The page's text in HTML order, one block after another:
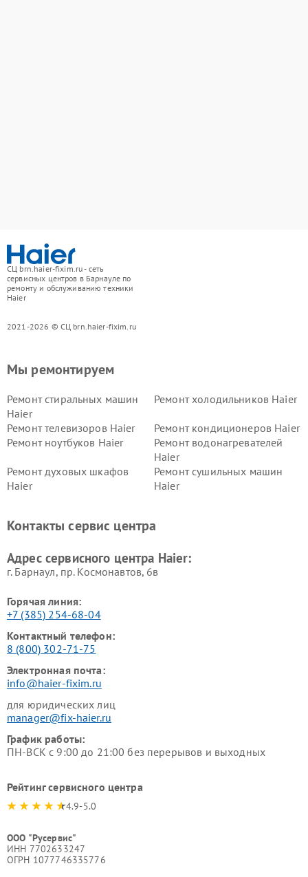
СЦ brn.haier-fixim.ru - сеть
сервисных центров в Барнауле по
ремонту и обслуживанию техники
Haier
2021-2026 © СЦ brn.haier-fixim.ru
Мы ремонтируем
Ремонт стиральных машин
Haier
Ремонт холодильников Haier
Ремонт телевизоров Haier
Ремонт кондиционеров Haier
Ремонт ноутбуков Haier
Ремонт водонагревателей
Haier
Ремонт духовых шкафов
Haier
Ремонт сушильных машин
Haier
Ремонт роботов-пылесосов
Ремонт посудомоечных
Контакты сервис центра
Адрес сервисного центра Haier:
г. Барнаул, ​пр. Космонавтов, 6в
Горячая линия:
+7 (385) 254-68-04
Контактный телефон:
8 (800) 302-71-75
Электронная почта:
info@haier-fixim.ru
для юридических лиц
manager@fix-haier.ru
График работы:
ПН-ВСК с 9:00 до 21:00 без перерывов и выходных
Рейтинг сервисного центра
4.9-5.0
ООО "Русервис"
ИНН 7702633247
ОГРН 1077746335776